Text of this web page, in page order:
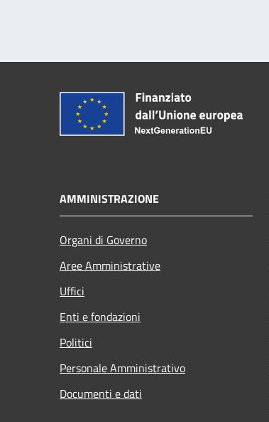
AMMINISTRAZIONE
Organi di Governo
Aree Amministrative
Uffici
Enti e fondazioni
Politici
Personale Amministrativo
Documenti e dati